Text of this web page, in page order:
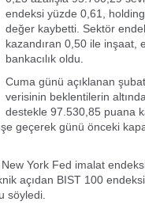
endeksi yüzde 0,61,
değer kaybetti. Sektör
kazandıran 0,50 ile inşaat,
bankacılık oldu.
Cuma günü açıklanan
verisinin beklentilerin
destekle 97.530,85 puana
geçerek günü önceki
York Fed imalat
açıdan BIST 100
söyledi.